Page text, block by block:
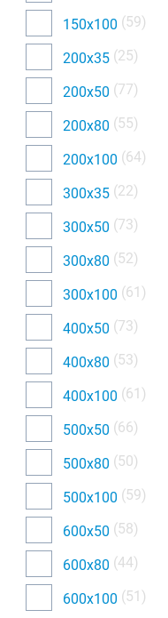
150х100 (59)
200х35 (25)
200х50 (77)
200х80 (55)
200х100 (64)
300х35 (22)
300х50 (73)
300х80 (52)
300х100 (61)
400х50 (73)
400х80 (53)
400х100 (61)
500х50 (66)
500х80 (50)
500х100 (59)
600х50 (58)
600х80 (44)
600х100 (51)